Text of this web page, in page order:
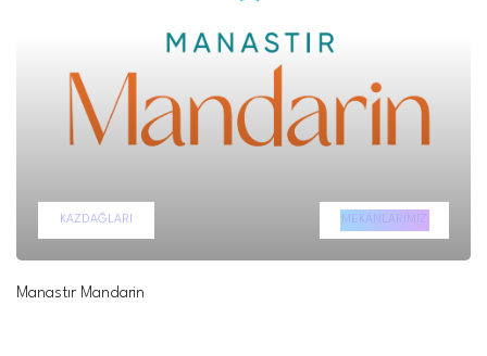
MEKANLARIMIZ
KAZDAĞLARI
Manastır Mandarin